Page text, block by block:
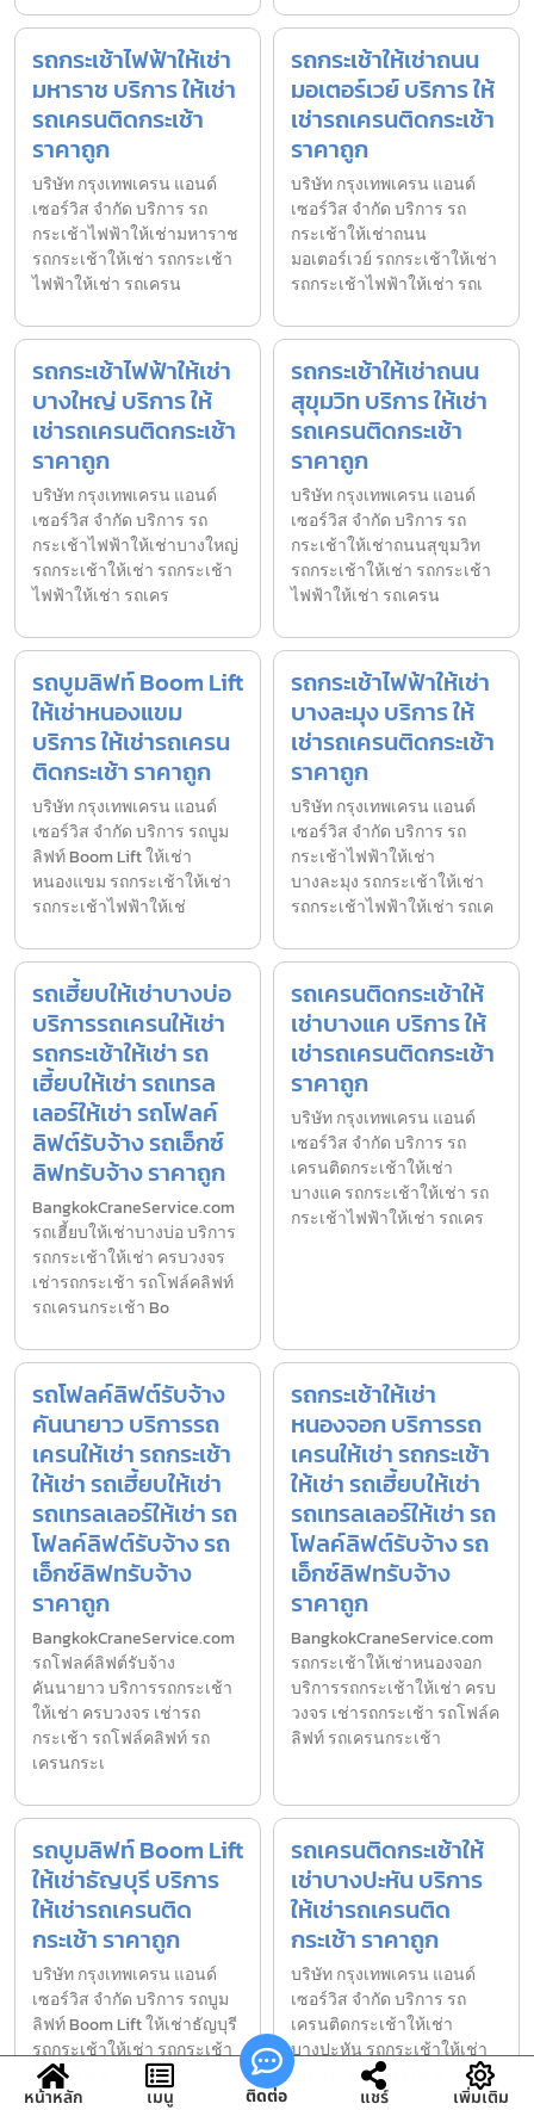
รถกระเช้าไฟฟ้าให้เช่า
มหาราช บริการ ให้เช่า
รถเครนติดกระเช้า
ราคาถูก
บริษัท กรุงเทพเครน แอนด์
เซอร์วิส จำกัด บริการ รถ
กระเช้าไฟฟ้าให้เช่ามหาราช
รถกระเช้าให้เช่า รถกระเช้า
ไฟฟ้าให้เช่า รถเครน
รถกระเช้าให้เช่าถนน
มอเตอร์เวย์ บริการ ให้
เช่ารถเครนติดกระเช้า
ราคาถูก
บริษัท กรุงเทพเครน แอนด์
เซอร์วิส จำกัด บริการ รถ
กระเช้าให้เช่าถนน
มอเตอร์เวย์ รถกระเช้าให้เช่า
รถกระเช้าไฟฟ้าให้เช่า รถเ
รถกระเช้าไฟฟ้าให้เช่า
บางใหญ่ บริการ ให้
เช่ารถเครนติดกระเช้า
ราคาถูก
บริษัท กรุงเทพเครน แอนด์
เซอร์วิส จำกัด บริการ รถ
กระเช้าไฟฟ้าให้เช่าบางใหญ่
รถกระเช้าให้เช่า รถกระเช้า
ไฟฟ้าให้เช่า รถเคร
รถกระเช้าให้เช่าถนน
สุขุมวิท บริการ ให้เช่า
รถเครนติดกระเช้า
ราคาถูก
บริษัท กรุงเทพเครน แอนด์
เซอร์วิส จำกัด บริการ รถ
กระเช้าให้เช่าถนนสุขุมวิท
รถกระเช้าให้เช่า รถกระเช้า
ไฟฟ้าให้เช่า รถเครน
รถบูมลิฟท์ Boom Lift
ให้เช่าหนองแขม
บริการ ให้เช่ารถเครน
ติดกระเช้า ราคาถูก
บริษัท กรุงเทพเครน แอนด์
เซอร์วิส จำกัด บริการ รถบูม
ลิฟท์ Boom Lift ให้เช่า
หนองแขม รถกระเช้าให้เช่า
รถกระเช้าไฟฟ้าให้เช่
รถกระเช้าไฟฟ้าให้เช่า
บางละมุง บริการ ให้
เช่ารถเครนติดกระเช้า
ราคาถูก
บริษัท กรุงเทพเครน แอนด์
เซอร์วิส จำกัด บริการ รถ
กระเช้าไฟฟ้าให้เช่า
บางละมุง รถกระเช้าให้เช่า
รถกระเช้าไฟฟ้าให้เช่า รถเค
รถเฮี้ยบให้เช่าบางบ่อ
บริการรถเครนให้เช่า
รถกระเช้าให้เช่า รถ
เฮี้ยบให้เช่า รถเทรล
เลอร์ให้เช่า รถโฟลค์
ลิฟต์รับจ้าง รถเอ็กซ์
ลิฟทรับจ้าง ราคาถูก
BangkokCraneService.com
รถเฮี้ยบให้เช่าบางบ่อ บริการ
รถกระเช้าให้เช่า ครบวงจร
เช่ารถกระเช้า รถโฟล์คลิฟท์
รถเครนกระเช้า Bo
รถเครนติดกระเช้าให้
เช่าบางแค บริการ ให้
เช่ารถเครนติดกระเช้า
ราคาถูก
บริษัท กรุงเทพเครน แอนด์
เซอร์วิส จำกัด บริการ รถ
เครนติดกระเช้าให้เช่า
บางแค รถกระเช้าให้เช่า รถ
กระเช้าไฟฟ้าให้เช่า รถเคร
รถโฟลค์ลิฟต์รับจ้าง
คันนายาว บริการรถ
เครนให้เช่า รถกระเช้า
ให้เช่า รถเฮี้ยบให้เช่า
รถเทรลเลอร์ให้เช่า รถ
โฟลค์ลิฟต์รับจ้าง รถ
เอ็กซ์ลิฟทรับจ้าง
ราคาถูก
BangkokCraneService.com
รถโฟลค์ลิฟต์รับจ้าง
คันนายาว บริการรถกระเช้า
ให้เช่า ครบวงจร เช่ารถ
กระเช้า รถโฟล์คลิฟท์ รถ
เครนกระเ
รถกระเช้าให้เช่า
หนองจอก บริการรถ
เครนให้เช่า รถกระเช้า
ให้เช่า รถเฮี้ยบให้เช่า
รถเทรลเลอร์ให้เช่า รถ
โฟลค์ลิฟต์รับจ้าง รถ
เอ็กซ์ลิฟทรับจ้าง
ราคาถูก
BangkokCraneService.com
รถกระเช้าให้เช่าหนองจอก
บริการรถกระเช้าให้เช่า ครบ
วงจร เช่ารถกระเช้า รถโฟล์ค
ลิฟท์ รถเครนกระเช้า
รถบูมลิฟท์ Boom Lift
ให้เช่าธัญบุรี บริการ
ให้เช่ารถเครนติด
กระเช้า ราคาถูก
บริษัท กรุงเทพเครน แอนด์
เซอร์วิส จำกัด บริการ รถบูม
ลิฟท์ Boom Lift ให้เช่าธัญบุรี
รถกระเช้าให้เช่า รถกระเช้า
ไฟฟ้าให้เช่
รถเครนติดกระเช้าให้
เช่าบางปะหัน บริการ
ให้เช่ารถเครนติด
กระเช้า ราคาถูก
บริษัท กรุงเทพเครน แอนด์
เซอร์วิส จำกัด บริการ รถ
เครนติดกระเช้าให้เช่า
บางปะหัน รถกระเช้าให้เช่า
รถกระเช้าไฟฟ้าให้เช่า รถ
หน้าหลัก
เมนู ติดต่อ แชร์ เพิ่มเติม